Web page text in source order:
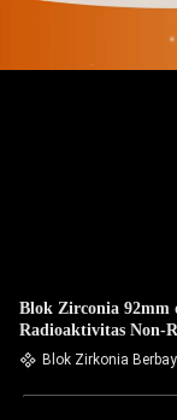
Blok Zirconia 92mm
Radioaktivitas Non-
Blok Zirkonia